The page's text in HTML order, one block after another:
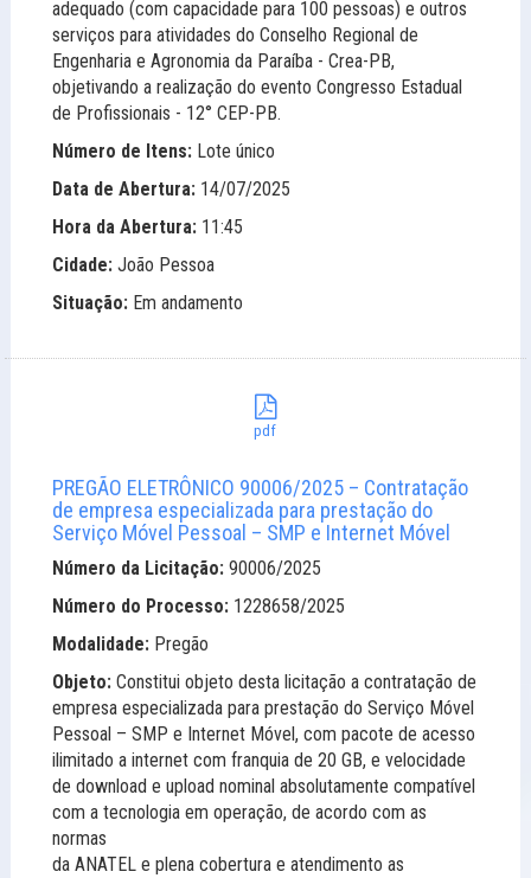
adequado (com capacidade para 100 pessoas) e outros
serviços para atividades do Conselho Regional de
Engenharia e Agronomia da Paraíba - Crea-PB,
objetivando a realização do evento Congresso Estadual
de Profissionais - 12° CEP-PB.
Número de Itens: Lote único
Data de Abertura: 14/07/2025
Hora da Abertura: 11:45
Cidade: João Pessoa
Situação: Em andamento
pdf
PREGÃO ELETRÔNICO 90006/2025 – Contratação
de empresa especializada para prestação do
Serviço Móvel Pessoal – SMP e Internet Móvel
Número da Licitação: 90006/2025
Número do Processo: 1228658/2025
Modalidade: Pregão
Objeto: Constitui objeto desta licitação a contratação de
empresa especializada para prestação do Serviço Móvel
Pessoal – SMP e Internet Móvel, com pacote de acesso
ilimitado a internet com franquia de 20 GB, e velocidade
de download e upload nominal absolutamente compatível
com a tecnologia em operação, de acordo com as
normas
da ANATEL e plena cobertura e atendimento as